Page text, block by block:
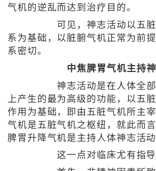
气机的逆乱而达到治疗目的。
可见，神志活动以五脏
系为基础，以脏腑气机正常为前
系密切。
中焦脾胃气机主持
神志活动是在人体全部
上产生的最为高级的功能，以五
作用为基础，即由五脏气机所主
气机是五脏气机之枢纽，就此而
脾胃升降气机是主持人体神志活动
这一点对临床尤有指导